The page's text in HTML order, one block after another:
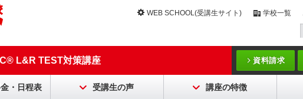
WEB SCHOOL(受講生サイト) 学校一覧
L&R TEST対策講座 資料請求
・日程表 受講生の声 講座の特徴